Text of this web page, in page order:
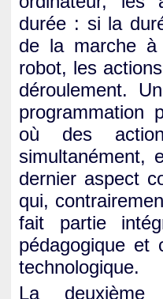
durée : si la
de la marche
robot, les
déroulement.
programmation
où des
simultanément,
dernier aspect
qui,
fait partie
pédagogique et
technologique.
La deuxième